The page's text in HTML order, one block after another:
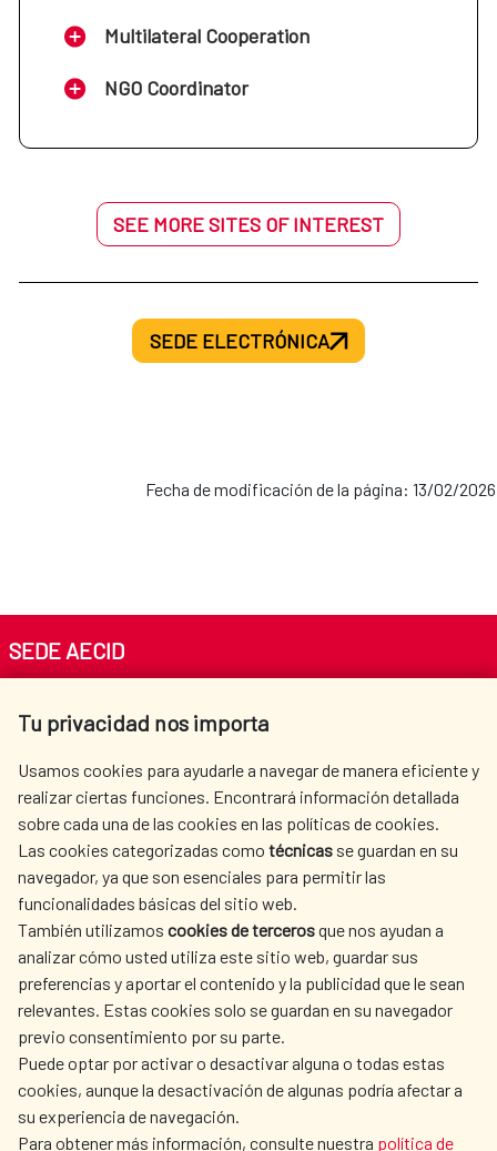
Multilateral Cooperation
NGO Coordinator
SEE MORE SITES OF INTEREST
SEDE ELECTRÓNICA
Fecha de modificación de la página: 13/02/2026
Tu privacidad nos importa
Usamos cookies para ayudarle a navegar de manera eficiente y
realizar ciertas funciones. Encontrará información detallada
sobre cada una de las cookies en las políticas de cookies.
Las cookies categorizadas como técnicas se guardan en su
navegador, ya que son esenciales para permitir las
funcionalidades básicas del sitio web.
También utilizamos cookies de tercerosque nos ayudan a
analizar cómo usted utiliza este sitio web, guardar sus
preferencias y aportar el contenido y la publicidad que le sean
relevantes. Estas cookies solo se guardan en su navegador
previo consentimiento por su parte.
Puede optar por activar o desactivar alguna o todas estas
cookies, aunque la desactivación de algunas podría afectar a
su experiencia de navegación.
Para obtener más información, consulte nuestra política de
SEDE AECID
Tel. +34 900 20 30 54​​​​​​​
AECID
WHERE DO WE COOPERATE?
SPANISH HUMANITARIAN
ACTION
PRESS ROOM
CULTURE AND SCIENCE LIBRARY
OUR SOCIAL MEDIA